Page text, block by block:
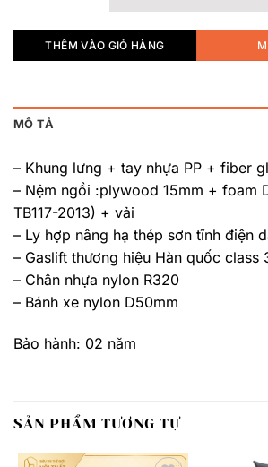
THÊM VÀO GIỎ HÀNG
MÔ TẢ
– Khung lưng + tay nhựa PP + fiber
– Nệm ngồi :plywood 15mm + foam
TB117-2013) + vải
– Ly hợp nâng hạ thép sơn tĩnh điện
– Gaslift thương hiệu Hàn quốc class
– Chân nhựa nylon R320
– Bánh xe nylon D50mm
Bảo hành: 02 năm
SẢN PHẨM TƯƠNG TỰ